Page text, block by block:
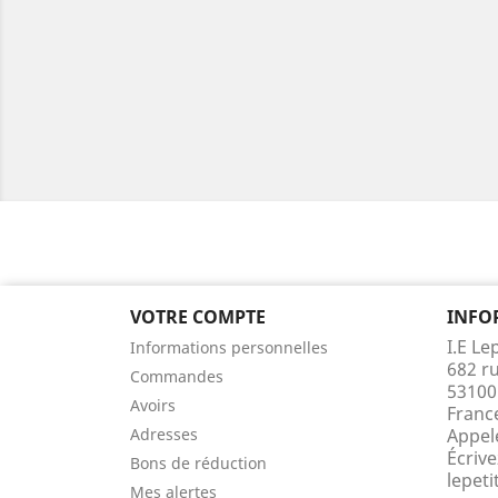
VOTRE COMPTE
Informations personnelles
Commandes
Avoirs
Adresses
Bons de réduction
Mes alertes
I.E
682